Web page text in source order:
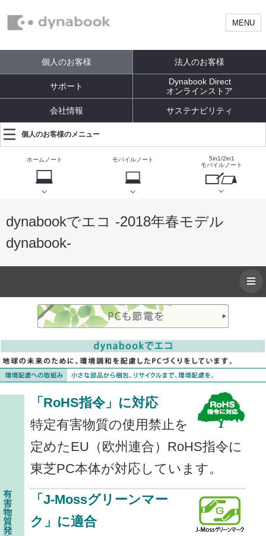
MENU
個人のお客様 法人のお客様
サポート
Dynabook Direct
オンラインストア
会社情報 サステナビリティ
個人のお客様のメニュー
ホームノート モバイルノート
5in1/2in1
モバイルノート
dynabookでエコ -2018年春モデル
dynabook-
「RoHS指令」に対応
特定有害物質の使用禁止を
定めたEU（欧州連合）RoHS指令に
東芝PC本体が対応しています。
「J-Mossグリーンマー
ク」に適合